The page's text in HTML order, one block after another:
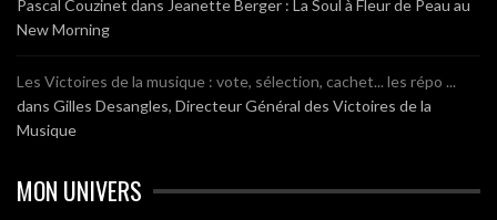
Pascal Couzinet dans Jeanette Berger : La Soul à Fleur de Peau au
New Morning
Les Victoires de la musique : vote, sélection, cachet... les répo ...
dans Gilles Desangles, Directeur Général des Victoires de la
Musique
MON UNIVERS